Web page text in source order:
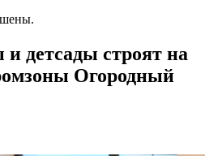
детсады строят на
Огородный